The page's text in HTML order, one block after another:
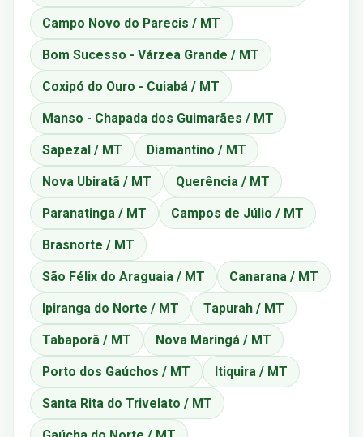
Campo Novo do Parecis / MT
Bom Sucesso - Várzea Grande / MT
Coxipó do Ouro - Cuiabá / MT
Manso - Chapada dos Guimarães / MT
Sapezal / MT Diamantino / MT
Nova Ubiratã / MT Querência / MT
Paranatinga / MT Campos de Júlio / MT
Brasnorte / MT
São Félix do Araguaia / MT Canarana / MT
Ipiranga do Norte / MT Tapurah / MT
Tabaporã / MT Nova Maringá / MT
Porto dos Gaúchos / MT Itiquira / MT
Santa Rita do Trivelato / MT